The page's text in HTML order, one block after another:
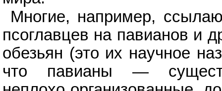
Многие, например,
псоглавцев на павианов и
обезьян (это их научное
что павианы —